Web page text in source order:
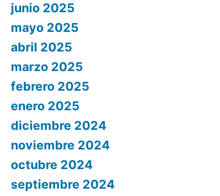
junio 2025
mayo 2025
abril 2025
marzo 2025
febrero 2025
enero 2025
diciembre 2024
noviembre 2024
octubre 2024
septiembre 2024